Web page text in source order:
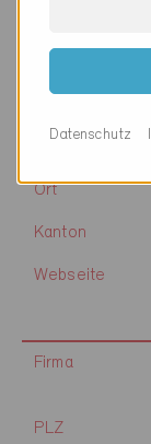
Ort
Kanton
Webseite
Firma
PLZ
Datenschutz